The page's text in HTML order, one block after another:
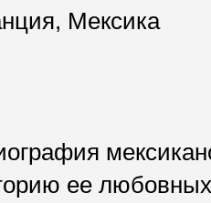
Мексика
ее